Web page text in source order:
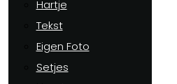
Hartje
Tekst
Eigen Foto
Setjes